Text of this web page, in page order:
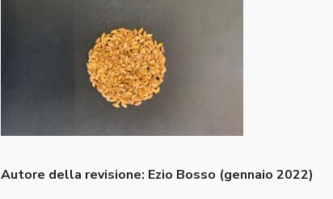
Autore della revisione: Ezio Bosso (gennaio 2022)